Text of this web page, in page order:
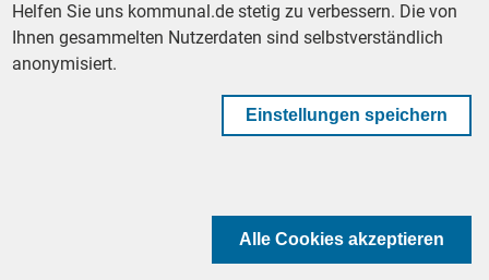
Footer First Navigation
MESSE KOMMUNAL LESERSERVICE AGB DATENSCHUTZ
IMPRESSUM
KOMMUNALBESCHAFFUNG
Footer Second Navigation
Helfen Sie uns kommunal.de stetig zu verbessern. Die von
Ihnen gesammelten Nutzerdaten sind selbstverständlich
anonymisiert.
Einstellungen speichern
Alle Cookies akzeptieren